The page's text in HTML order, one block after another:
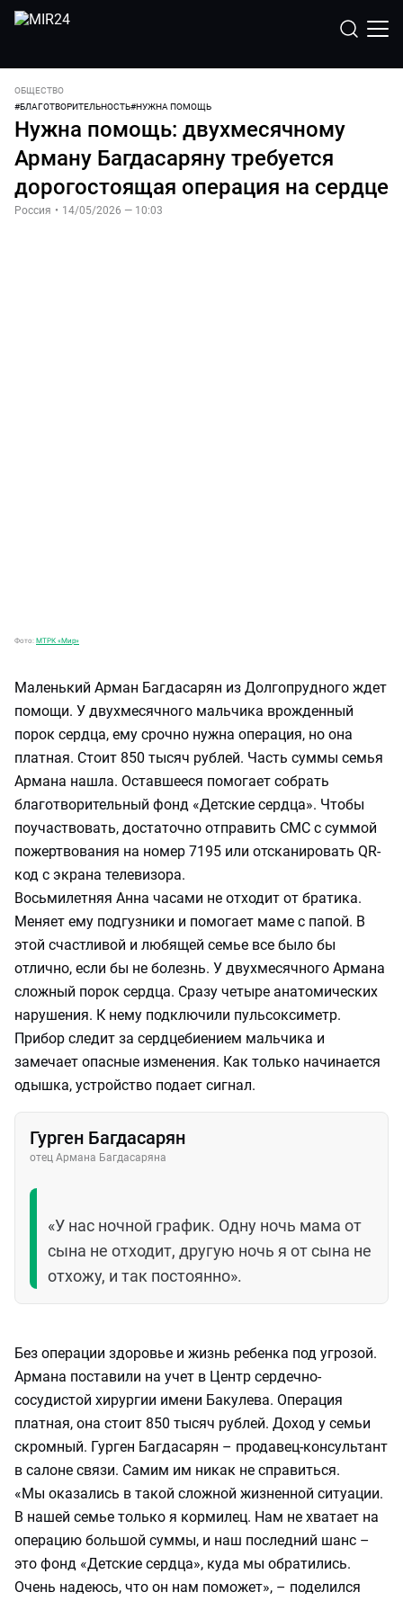
ОБЩЕСТВО
#БЛАГОТВОРИТЕЛЬНОСТЬ#НУЖНА ПОМОЩЬ
Нужна помощь: двухмесячному
Арману Багдасаряну требуется
дорогостоящая операция на сердце
Россия • 14/05/2026 — 10:03
Фото: МТРК «Мир»
Маленький Арман Багдасарян из Долгопрудного ждет
помощи. У двухмесячного мальчика врожденный
порок сердца, ему срочно нужна операция, но она
платная. Стоит 850 тысяч рублей. Часть суммы семья
Армана нашла. Оставшееся помогает собрать
благотворительный фонд «Детские сердца». Чтобы
поучаствовать, достаточно отправить СМС с суммой
пожертвования на номер 7195 или отсканировать QR-
код с экрана телевизора.
Восьмилетняя Анна часами не отходит от братика.
Меняет ему подгузники и помогает маме с папой. В
этой счастливой и любящей семье все было бы
отлично, если бы не болезнь. У двухмесячного Армана
сложный порок сердца. Сразу четыре анатомических
нарушения. К нему подключили пульсоксиметр.
Прибор следит за сердцебиением мальчика и
замечает опасные изменения. Как только начинается
одышка, устройство подает сигнал.
Гурген Багдасарян
отец Армана Багдасаряна
«У нас ночной график. Одну ночь мама от
сына не отходит, другую ночь я от сына не
отхожу, и так постоянно».
Без операции здоровье и жизнь ребенка под угрозой.
Армана поставили на учет в Центр сердечно-
сосудистой хирургии имени Бакулева. Операция
платная, она стоит 850 тысяч рублей. Доход у семьи
скромный. Гурген Багдасарян – продавец-консультант
в салоне связи. Самим им никак не справиться.
«Мы оказались в такой сложной жизненной ситуации.
В нашей семье только я кормилец. Нам не хватает на
операцию большой суммы, и наш последний шанс –
это фонд «Детские сердца», куда мы обратились.
Очень надеюсь, что он нам поможет», – поделился